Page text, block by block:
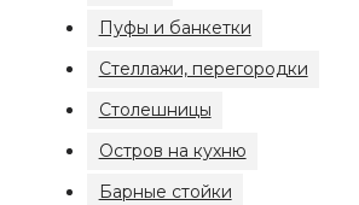
Пуфы и банкетки
Стеллажи, перегородки
Столешницы
Остров на кухню
Барные стойки